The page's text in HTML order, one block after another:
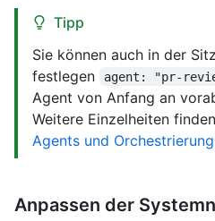
Tipp
Sie können auch in der
festlegen
agent: "pr-
Agent von Anfang an
Weitere Einzelheiten
Agents und
Anpassen der